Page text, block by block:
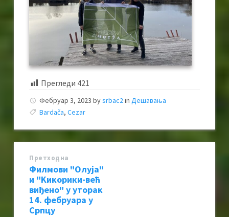
Прегледи 421
Фебруар 3, 2023 bysrbac2in Дешавања
Bardača, Cezar
Претходна
Филмови "Олуја"
и "Kикорики-већ
виђено" у уторак
14. фебруара у
Српцу